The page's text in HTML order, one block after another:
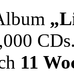
11